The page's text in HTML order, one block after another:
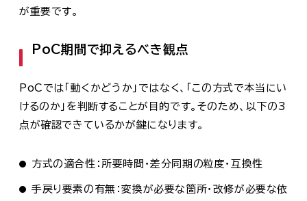
が重要です。
PoC期間で抑えるべき観点
PoCでは「動くかどうか」ではなく、「この方式で本当にい
けるのか」を判断することが目的です。そのため、以下の3
点が確認できているかが鍵になります。
方式の適合性：所要時間・差分同期の粒度・互換性
手戻り要素の有無：変換が必要な箇所・改修が必要な依